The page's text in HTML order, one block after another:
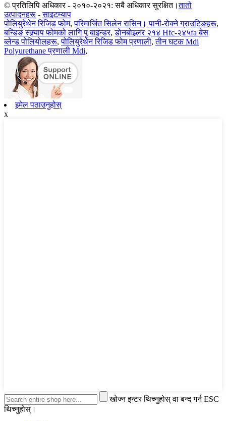
© प्रतिलिपि अधिकार - २०१०-२०२१: सबै अधिकार सुरक्षित।तातो
उत्पादनहरू -साइटम्याप
पोलियुरेथेन रिजिड फोम,परिमार्जित सिलेन रासिन। पानी-रोक्ने ग्राउटिङहरू,
बन्डिङ स्क्र्याप फोमको लागि पु बाइन्डर,डोनबोइलर २१४ Hfc-२४५fa बेस
ब्लेन्ड पोलियोलहरू,पोलियुरेथेन रिजिड फोम प्रणाली,तीन घटक Mdi
Polyurethane प्रणाली Mdi,
इमेल पठाउनुहोस्
x
खोज्न इन्टर थिच्नुहोस् वा बन्द गर्न ESC
थिच्नुहोस्।